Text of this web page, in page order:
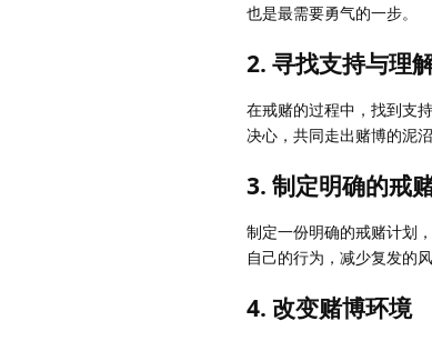
也是最需要勇气的一步。
2. 寻找支持与理
在戒赌的过程中，找到支
决心，共同走出赌博的泥沼
3. 制定明确的戒
制定一份明确的戒赌计划
自己的行为，减少复发的风
4. 改变赌博环境